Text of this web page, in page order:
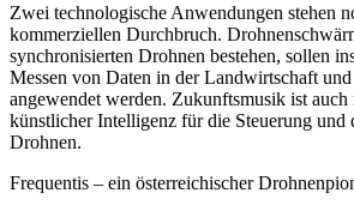
Zwei technologische Anwendungen stehen
kommerziellen Durchbruch.
synchronisierten Drohnen bestehen, sollen
Messen von Daten in der Landwirtschaft
angewendet werden. Zukunftsmusik ist auch
künstlicher Intelligenz für die Steuerung und
Drohnen.
Frequentis – ein österreichischer